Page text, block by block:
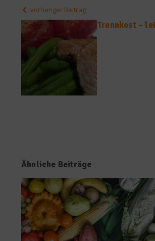
vorheriger Beitrag
Trennkost –
Ähnliche Beiträge